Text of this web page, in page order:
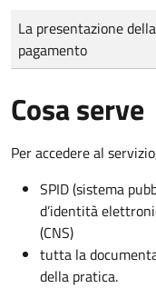
Tipo di pagamento
Importo
La presentazione
pagamento
Cosa serve
Per accedere al
SPID (sistema
d’identità
(CNS)
tutta la
della pratica.